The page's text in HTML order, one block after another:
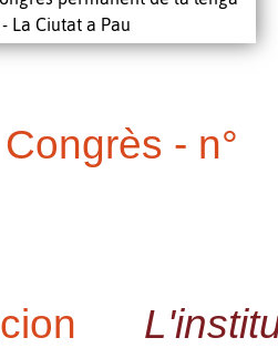
La Ciutat a Pau
- n°